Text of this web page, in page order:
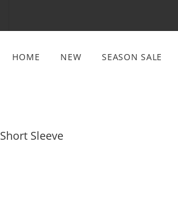
HOME NEW SEASON SALE
Short Sleeve